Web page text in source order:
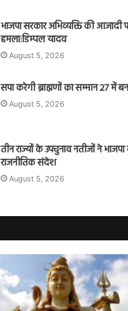
भाजपा सरकार अभिव्यक्ति की आजादी
हमला:डिम्पल यादव
August 5, 2026
सपा करेगी ब्राह्मणों का सम्मान 27 में
August 5, 2026
तीन राज्यों के उपचुनाव नतीजों ने
राजनीतिक संदेश
August 5, 2026